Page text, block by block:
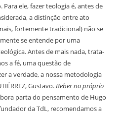
ele, fazer teologia é, antes de
a distinção entre ato
fortemente tradicional) não se
se entende por uma
Antes de mais nada, trata-
a fé, uma questão de
a verdade, a nossa metodologia
Gustavo.Beber no próprio
parta do pensamento de Hugo
da TdL, recomendamos a